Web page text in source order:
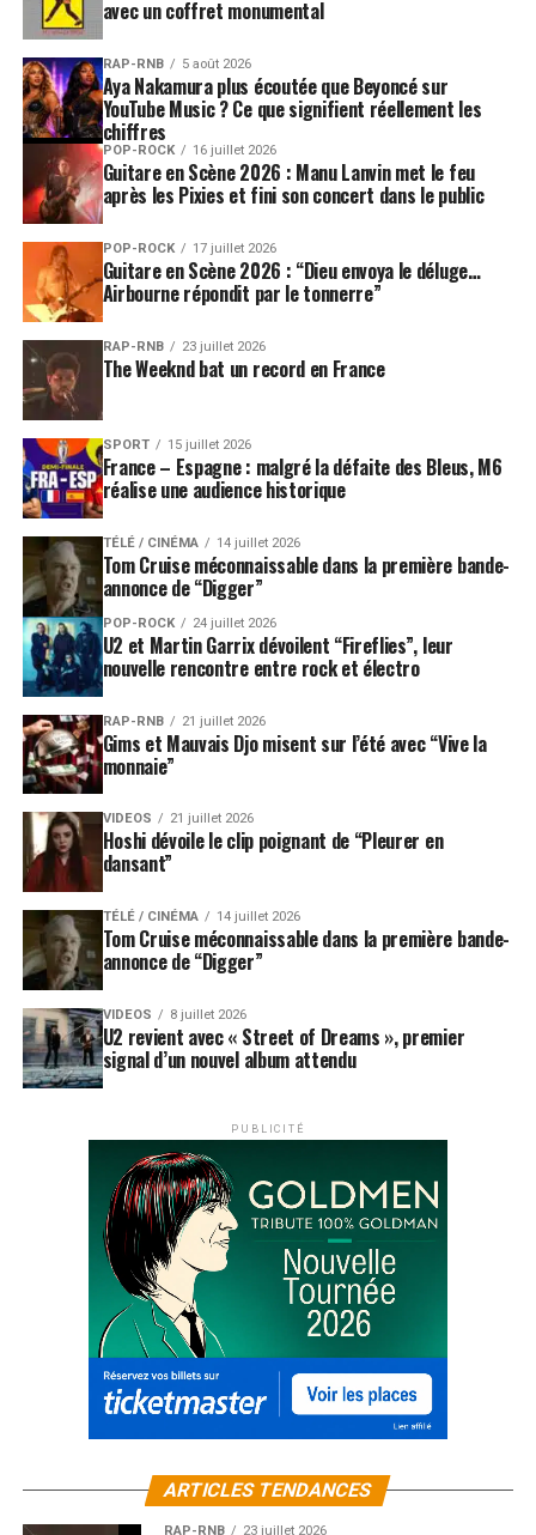
avec un coffret monumental
RAP-RNB 5 août 2026
Aya Nakamura plus écoutée que Beyoncé sur
YouTube Music ? Ce que signifient réellement les
chiffres
POP-ROCK 16 juillet 2026
Guitare en Scène 2026 : Manu Lanvin met le feu
après les Pixies et fini son concert dans le public
POP-ROCK 17 juillet 2026
Guitare en Scène 2026 : “Dieu envoya le déluge…
Airbourne répondit par le tonnerre”
RAP-RNB 23 juillet 2026
The Weeknd bat un record en France
SPORT 15 juillet 2026
France – Espagne : malgré la défaite des Bleus, M6
réalise une audience historique
TÉLÉ / CINÉMA 14 juillet 2026
Tom Cruise méconnaissable dans la première bande-
annonce de “Digger”
POP-ROCK 24 juillet 2026
U2 et Martin Garrix dévoilent “Fireflies”, leur
nouvelle rencontre entre rock et électro
RAP-RNB 21 juillet 2026
Gims et Mauvais Djo misent sur l’été avec “Vive la
monnaie”
VIDEOS 21 juillet 2026
Hoshi dévoile le clip poignant de “Pleurer en
dansant”
TÉLÉ / CINÉMA 14 juillet 2026
Tom Cruise méconnaissable dans la première bande-
annonce de “Digger”
VIDEOS 8 juillet 2026
U2 revient avec « Street of Dreams », premier
signal d’un nouvel album attendu
PUBLICITÉ
ARTICLES TENDANCES
RAP-RNB 23 juillet 2026